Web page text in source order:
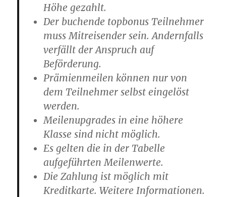
Höhe gezahlt.
Der buchende topbonus Teilnehmer
muss Mitreisender sein. Andernfalls
verfällt der Anspruch auf
Beförderung.
Prämienmeilen können nur von
dem Teilnehmer selbst eingelöst
werden.
Meilenupgrades in eine höhere
Klasse sind nicht möglich.
Es gelten die in der Tabelle
aufgeführten Meilenwerte.
Die Zahlung ist möglich mit
Kreditkarte. Weitere Informationen.